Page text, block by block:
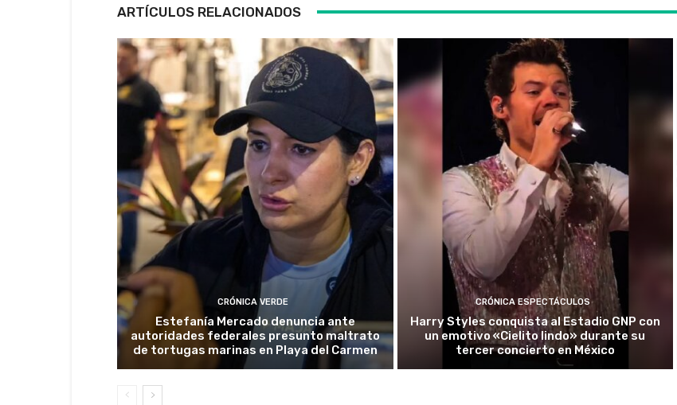
ARTÍCULOS RELACIONADOS
CRÓNICA VERDE
Estefanía Mercado denuncia ante
autoridades federales presunto maltrato
de tortugas marinas en Playa del Carmen
CRÓNICA ESPECTÁCULOS
Harry Styles conquista al Estadio GNP con
un emotivo «Cielito lindo» durante su
tercer concierto en México